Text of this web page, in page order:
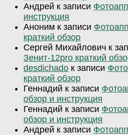
Андрей к записи
инструкция
Аноним к записи
краткий обзор
Сергей Михайлович к
Зенит-12pro краткий
desdichado к записи
краткий обзор
Геннадий к записи
обзор и инструкция
Геннадий к записи
обзор и инструкция
Андрей к записи